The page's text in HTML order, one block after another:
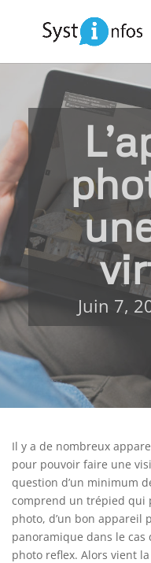
Juin 7,
Il y a de nombreux
pour pouvoir faire une
question d’un minimum
comprend un trépied qui
photo, d’un bon appareil
panoramique dans le cas
photo reflex. Alors vient